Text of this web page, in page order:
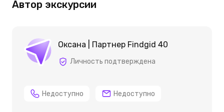
Автор экскурсии
Оксана | Партнер Findgid 40
Личность подтверждена
Недоступно Недоступно